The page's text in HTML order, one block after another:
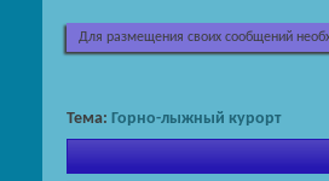
Для размещения своих сообщений
Тема: Горно-лыжный курорт